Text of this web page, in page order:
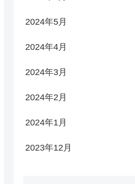
2024年5月
2024年4月
2024年3月
2024年2月
2024年1月
2023年12月